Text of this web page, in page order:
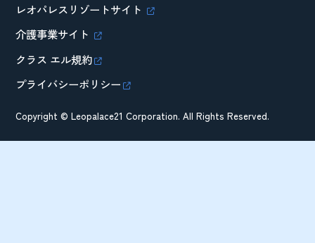
レオパレスリゾートサイト
介護事業サイト
クラス エル規約
プライバシーポリシー
Copyright © Leopalace21 Corporation. All Rights Reserved.